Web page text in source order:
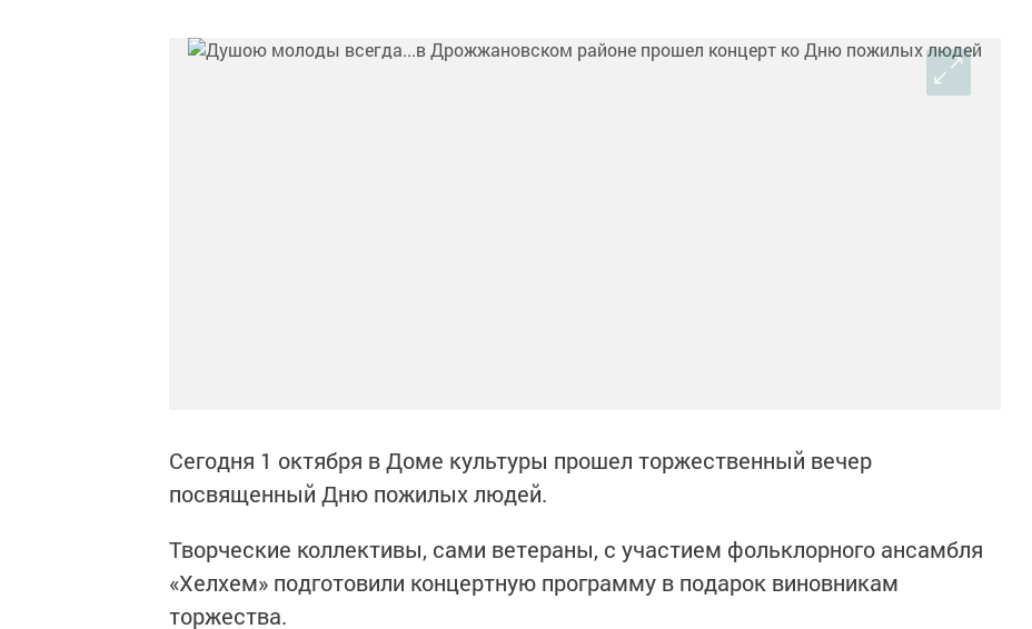
Сегодня 1 октября в Доме культуры прошел торжественный вечер
посвященный Дню пожилых людей.
Творческие коллективы, сами ветераны, с участием фольклорного ансамбля
«Хелхем» подготовили концертную программу в подарок виновникам
торжества.